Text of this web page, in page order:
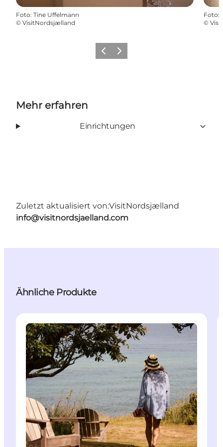
Foto: Tine Uffelmann
© VisitNordsjælland
Foto:
©
ZurückWeiter
Mehr erfahren
Einrichtungen
Zuletzt aktualisiert von:VisitNordsjælland
info@visitnordsjaelland.com
Ähnliche Produkte
Unterkünfte